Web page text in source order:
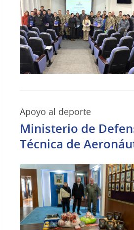
Apoyo al deporte
Ministerio de
Técnica de